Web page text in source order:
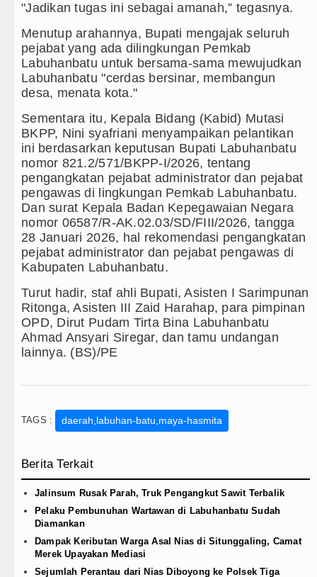
"Jadikan tugas ini sebagai amanah,” tegasnya.
Menutup arahannya, Bupati mengajak seluruh
pejabat yang ada dilingkungan Pemkab
Labuhanbatu untuk bersama-sama mewujudkan
Labuhanbatu "cerdas bersinar, membangun
desa, menata kota."
Sementara itu, Kepala Bidang (Kabid) Mutasi
BKPP, Nini syafriani menyampaikan pelantikan
ini berdasarkan keputusan Bupati Labuhanbatu
nomor 821.2/571/BKPP-I/2026, tentang
pengangkatan pejabat administrator dan pejabat
pengawas di lingkungan Pemkab Labuhanbatu.
Dan surat Kepala Badan Kepegawaian Negara
nomor 06587/R-AK.02.03/SD/FIII/2026, tangga
28 Januari 2026, hal rekomendasi pengangkatan
pejabat administrator dan pejabat pengawas di
Kabupaten Labuhanbatu.
Turut hadir, staf ahli Bupati, Asisten I Sarimpunan
Ritonga, Asisten III Zaid Harahap, para pimpinan
OPD, Dirut Pudam Tirta Bina Labuhanbatu
Ahmad Ansyari Siregar, dan tamu undangan
lainnya. (BS)/PE
TAGS : daerah,labuhan-batu,maya-hasmita
Berita Terkait
Jalinsum Rusak Parah, Truk Pengangkut Sawit Terbalik
Pelaku Pembunuhan Wartawan di Labuhanbatu Sudah
Diamankan
Dampak Keributan Warga Asal Nias di Situnggaling, Camat
Merek Upayakan Mediasi
Sejumlah Perantau dari Nias Diboyong ke Polsek Tiga